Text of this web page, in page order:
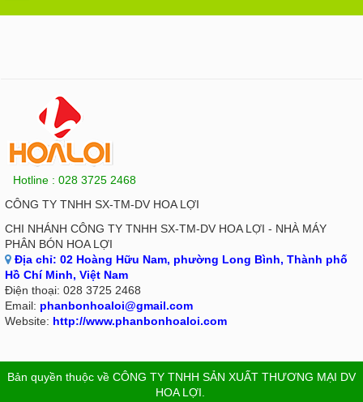
Hotline : 028 3725 2468
CÔNG TY TNHH SX-TM-DV HOA LỢI
CHI NHÁNH CÔNG TY TNHH SX-TM-DV HOA LỢI - NHÀ MÁY
PHÂN BÓN HOA LỢI
Địa chỉ: 02 Hoàng Hữu Nam, phường Long Bình, Thành phố
Hồ Chí Minh, Việt Nam
Điện thoại: 028 3725 2468
Email: phanbonhoaloi@gmail.com
Website: http://www.phanbonhoaloi.com
Bản quyền thuộc về CÔNG TY TNHH SẢN XUẤT THƯƠNG MẠI DV
HOA LỢI.